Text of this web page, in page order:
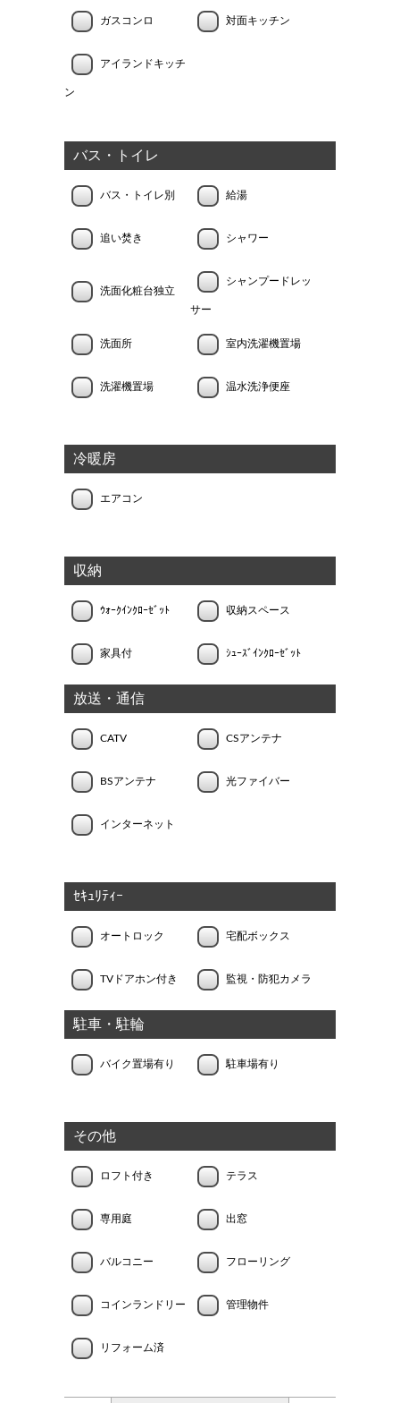
ガスコンロ 対面キッチン
アイランドキッチ
ン
バス・トイレ
バス・トイレ別 給湯
追い焚き シャワー
洗面化粧台独立
シャンプードレッ
サー
洗面所 室内洗濯機置場
洗濯機置場 温水洗浄便座
冷暖房
エアコン
収納
ｳｫｰｸｲﾝｸﾛｰｾﾞｯﾄ 収納スペース
家具付 ｼｭｰｽﾞｲﾝｸﾛｰｾﾞｯﾄ
放送・通信
CATV CSアンテナ
BSアンテナ 光ファイバー
インターネット
ｾｷｭﾘﾃｨｰ
オートロック 宅配ボックス
TVドアホン付き 監視・防犯カメラ
駐車・駐輪
バイク置場有り 駐車場有り
その他
ロフト付き テラス
専用庭 出窓
バルコニー フローリング
コインランドリー 管理物件
リフォーム済